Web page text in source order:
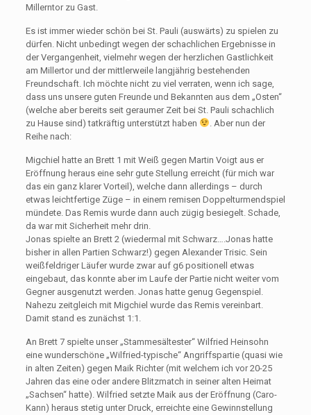
Millerntor zu Gast.
Es ist immer wieder schön bei St. Pauli (auswärts) zu spielen zu
dürfen. Nicht unbedingt wegen der schachlichen Ergebnisse in
der Vergangenheit, vielmehr wegen der herzlichen Gastlichkeit
am Millertor und der mittlerweile langjährig bestehenden
Freundschaft. Ich möchte nicht zu viel verraten, wenn ich sage,
dass uns unsere guten Freunde und Bekannten aus dem „Osten“
(welche aber bereits seit geraumer Zeit bei St. Pauli schachlich
zu Hause sind) tatkräftig unterstützt haben
. Aber nun der
Reihe nach:
Migchiel hatte an Brett 1 mit Weiß gegen Martin Voigt aus er
Eröffnung heraus eine sehr gute Stellung erreicht (für mich war
das ein ganz klarer Vorteil), welche dann allerdings – durch
etwas leichtfertige Züge – in einem remisen Doppelturmendspiel
mündete. Das Remis wurde dann auch zügig besiegelt. Schade,
da war mit Sicherheit mehr drin.
Jonas spielte an Brett 2 (wiedermal mit Schwarz….Jonas hatte
bisher in allen Partien Schwarz!) gegen Alexander Trisic. Sein
weißfeldriger Läufer wurde zwar auf g6 positionell etwas
eingebaut, das konnte aber im Laufe der Partie nicht weiter vom
Gegner ausgenutzt werden. Jonas hatte genug Gegenspiel.
Nahezu zeitgleich mit Migchiel wurde das Remis vereinbart.
Damit stand es zunächst 1:1.
An Brett 7 spielte unser „Stammesältester“ Wilfried Heinsohn
eine wunderschöne „Wilfried-typische“ Angriffspartie (quasi wie
in alten Zeiten) gegen Maik Richter (mit welchem ich vor 20-25
Jahren das eine oder andere Blitzmatch in seiner alten Heimat
„Sachsen“ hatte). Wilfried setzte Maik aus der Eröffnung (Caro-
Kann) heraus stetig unter Druck, erreichte eine Gewinnstellung